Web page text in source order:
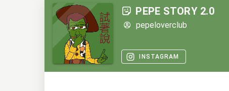
PEPE STORY 2.0
pepeloverclub
INSTAGRAM